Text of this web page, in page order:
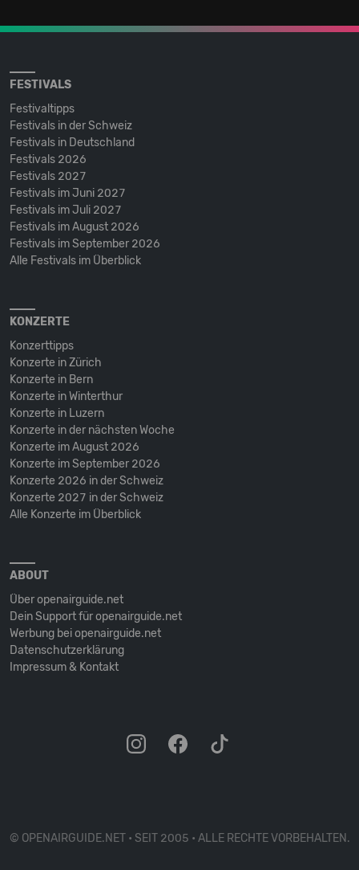
FESTIVALS
Festivaltipps
Festivals in der Schweiz
Festivals in Deutschland
Festivals 2026
Festivals 2027
Festivals im Juni 2027
Festivals im Juli 2027
Festivals im August 2026
Festivals im September 2026
Alle Festivals im Überblick
KONZERTE
Konzerttipps
Konzerte in Zürich
Konzerte in Bern
Konzerte in Winterthur
Konzerte in Luzern
Konzerte in der nächsten Woche
Konzerte im August 2026
Konzerte im September 2026
Konzerte 2026 in der Schweiz
Konzerte 2027 in der Schweiz
Alle Konzerte im Überblick
ABOUT
Über openairguide.net
Dein Support für openairguide.net
Werbung bei openairguide.net
Datenschutz­erklärung
Impressum & Kontakt
© OPENAIRGUIDE.NET • SEIT 2005 • ALLE RECHTE VORBEHALTEN.